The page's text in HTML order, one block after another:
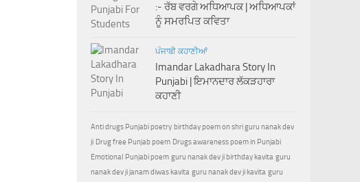
:- ਰੱਬ ਵਰਗੇ ਅਧਿਆਪਕ | ਅਧਿਆਪਕਾਂ
ਨੂੰ ਸਮਰਪਿਤ ਕਵਿਤਾ
ਪੰਜਾਬੀ ਕਹਾਣੀਆਂ
Imandar Lakadhara Story In
Punjabi | ਇਮਾਨਦਾਰ ਲੱਕੜਹਾਰਾ
ਕਹਾਣੀ
Anti drugs Punjabi poetry birthday poem on shri guru nanak dev
ji Drug free Punjab poem Drugs awareness poem in Punjabi
Emotional Punjabi poem guru nanak dev ji birthday kavita guru
nanak dev ji janam diwas kavita guru nanak dev ji kavita guru